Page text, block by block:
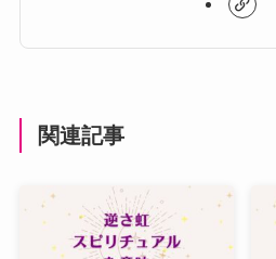
関連記事